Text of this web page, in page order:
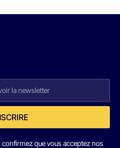
que vous acceptez nos